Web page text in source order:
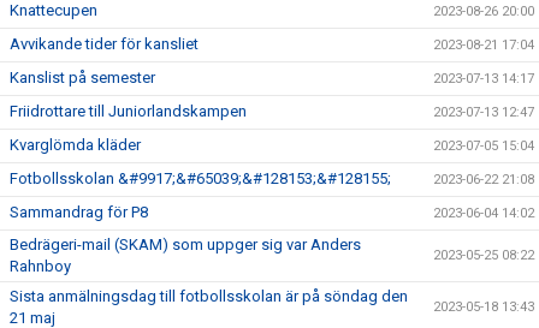
Knattecupen 2023-08-26 20:00
Avvikande tider för kansliet 2023-08-21 17:04
Kanslist på semester 2023-07-13 14:17
Friidrottare till Juniorlandskampen 2023-07-13 12:47
Kvarglömda kläder 2023-07-05 15:04
Fotbollsskolan &#9917;&#65039;&#128153;&#128155; 2023-06-22 21:08
Sammandrag för P8 2023-06-04 14:02
Bedrägeri-mail (SKAM) som uppger sig var Anders
Rahnboy
2023-05-25 08:22
Sista anmälningsdag till fotbollsskolan är på söndag den
21 maj
2023-05-18 13:43